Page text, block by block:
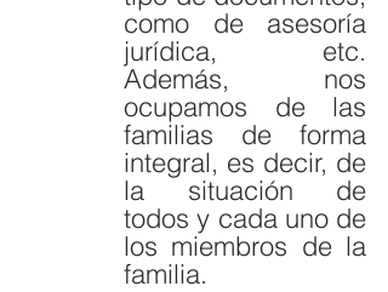
como de asesoría
jurídica, etc.
Además, nos
ocupamos de las
familias de forma
integral, es decir, de
la situación de
todos y cada uno de
los miembros de la
familia.